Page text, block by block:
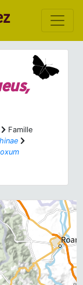
Famille